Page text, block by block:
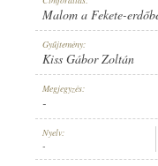
LEMEZSZÁM:
Malom a Fekete-
Gyűjtemény:
Kiss Gábor Zoltán
Megjegyzés:
-
Nyelv:
-